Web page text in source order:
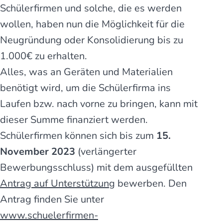
Schülerfirmen und solche, die es werden
wollen, haben nun die Möglichkeit für die
Neugründung oder Konsolidierung bis zu
1.000€ zu erhalten.
Alles, was an Geräten und Materialien
benötigt wird, um die Schülerfirma ins
Laufen bzw. nach vorne zu bringen, kann mit
dieser Summe finanziert werden.
Schülerfirmen können sich bis zum 15.
November 2023 (verlängerter
Bewerbungsschluss) mit dem ausgefüllten
Antrag auf Unterstützung bewerben. Den
Antrag finden Sie unter
www.schuelerfirmen-